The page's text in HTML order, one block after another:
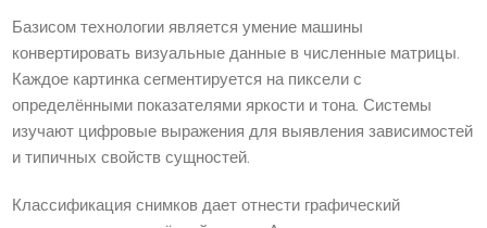
Базисом технологии является умение машины
конвертировать визуальные данные в численные матрицы.
Каждое картинка сегментируется на пиксели с
определёнными показателями яркости и тона. Системы
изучают цифровые выражения для выявления зависимостей
и типичных свойств сущностей.
Классификация снимков дает отнести графический